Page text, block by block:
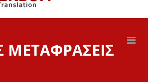
ΜΕΤΑΦΡΆΣΕΙΣ